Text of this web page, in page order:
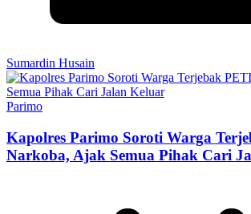
Sumardin Husain
Parimo
Kapolres Parimo Soroti Warga
Narkoba, Ajak Semua Pihak Cari